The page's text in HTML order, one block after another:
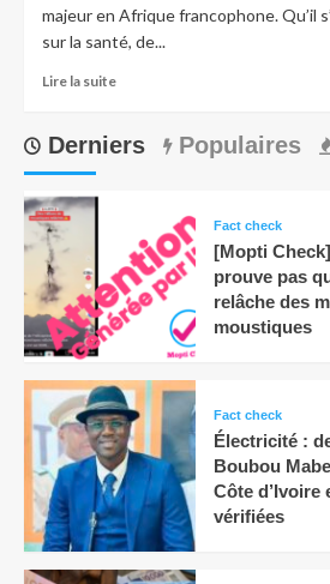
majeur en Afrique francophone. Qu’il
sur la santé, de...
Lire la suite
Derniers Populaires
Fact check
[Mopti
prouve pas
relâche des
moustiques
Fact check
Électricité :
Boubou
Côte d’Ivoire
vérifiées